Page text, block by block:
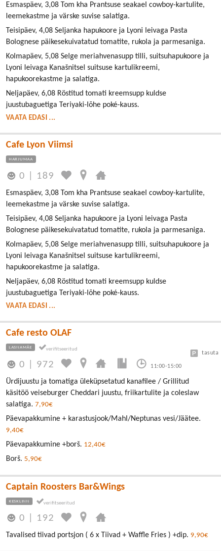
Esmaspäev, 3,08 Tom kha Prantsuse seakael cowboy-kartulite,
leemekastme ja värske suvise salatiga.
Teisipäev, 4,08 Seljanka hapukoore ja Lyoni leivaga Pasta
Bolognese päikesekuivatatud tomatite, rukola ja parmesaniga.
Kolmapäev, 5,08 Selge meriahvenasupp tilli, suitsuhapukoore ja
Lyoni leivaga Kanašnitsel suitsuse kartulikreemi,
hapukoorekastme ja salatiga.
Neljapäev, 6,08 Röstitud tomati kreemsupp kuldse
juustubaguetiga Teriyaki-lõhe poké-kauss.
VAATA EDASI ...
Cafe Lyon Viimsi
HARJUMAA
0 189
Esmaspäev, 3,08 Tom kha Prantsuse seakael cowboy-kartulite,
leemekastme ja värske suvise salatiga.
Teisipäev, 4,08 Seljanka hapukoore ja Lyoni leivaga Pasta
Bolognese päikesekuivatatud tomatite, rukola ja parmesaniga.
Kolmapäev, 5,08 Selge meriahvenasupp tilli, suitsuhapukoore ja
Lyoni leivaga Kanašnitsel suitsuse kartulikreemi,
hapukoorekastme ja salatiga.
Neljapäev, 6,08 Röstitud tomati kreemsupp kuldse
juustubaguetiga Teriyaki-lõhe poké-kauss.
VAATA EDASI ...
Cafe resto OLAF
LASNAMÄE
0 972 11:00-15:00
tasuta
Ürdijuustu ja tomatiga üleküpsetatud kanafilee / Grillitud
käsitöö veiseburger Cheddari juustu, friikartulite ja coleslaw
salatiga. 7,90€
Päevapakkumine + karastusjook/Mahl/Neptunas vesi/Jäätee.
9,40€
Päevapakkumine +borš. 12,40€
Borš. 5,90€
Captain Roosters Bar&Wings
KESKLINN
0 192
Tavalised tiivad portsjon ( 6 x Tiivad + Waffle Fries ) +dip. 9,90€